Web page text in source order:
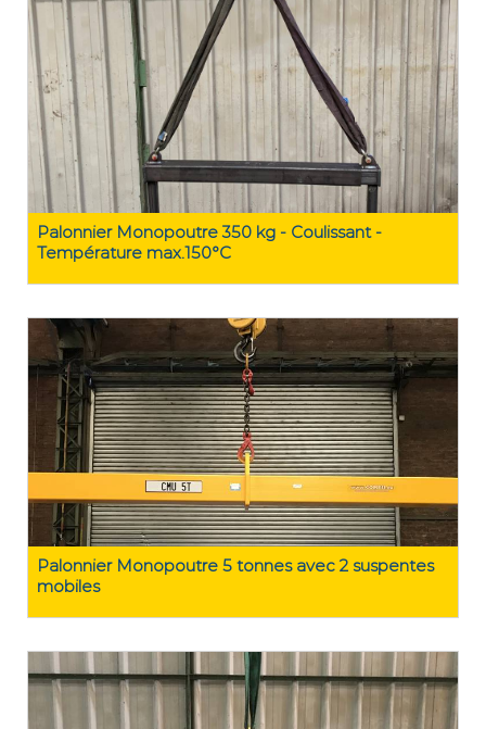
Palonnier Monopoutre 350 kg - Coulissant -
Température max.150°C
Palonnier Monopoutre 5 tonnes avec 2 suspentes
mobiles